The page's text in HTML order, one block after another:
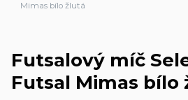
Mimas bílo žlutá
Futsalový míč
Futsal Mimas bílo